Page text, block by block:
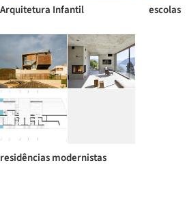
Arquitetura Infantil escolas
residências modernistas